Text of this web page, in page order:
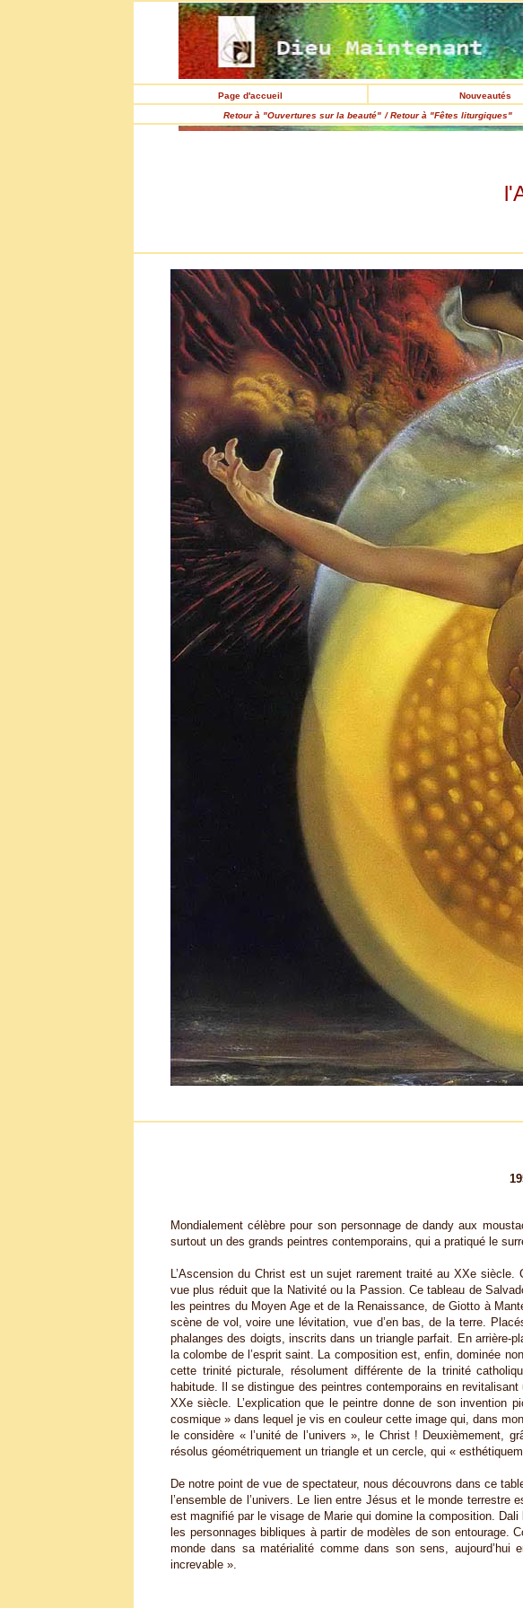
Page d'accueil Nouveautés
Retour à "Ouvertures sur la beauté" / Retour à "Fêtes liturgiques"
Mondialement célèbre pour son personnage de dandy aux
surtout un des grands peintres contemporains, qui a pratiqué le
L’Ascension du Christ est un sujet rarement traité au XXe siècle.
vue plus réduit que la Nativité ou la Passion. Ce tableau de
les peintres du Moyen Age et de la Renaissance, de Giotto à
scène de vol, voire une lévitation, vue d’en bas, de la terre.
phalanges des doigts, inscrits dans un triangle parfait. En arrière-
la colombe de l’esprit saint. La composition est, enfin, dominée
cette trinité picturale, résolument différente de la trinité
habitude. Il se distingue des peintres contemporains en
XXe siècle. L’explication que le peintre donne de son invention
cosmique » dans lequel je vis en couleur cette image qui, dans
le considère « l’unité de l’univers », le Christ !
résolus géométriquement un triangle et un cercle, qui «
De notre point de vue de spectateur, nous découvrons dans ce
l’ensemble de l’univers. Le lien entre Jésus et le monde
est magnifié par le visage de Marie qui domine la composition.
les personnages bibliques à partir de modèles de son entourage.
monde dans sa matérialité comme dans son sens,
increvable ».